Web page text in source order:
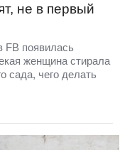
не в первый
FB появилась
женщина стирала
сада, чего делать